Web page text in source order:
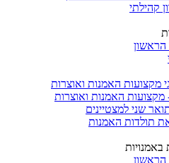
קהילתי
הראשון
מקצועות האמנות ואוצרות
מקצועות האמנות ואוצרות
שני למצטיינים
תולדות האמנות
הראשון